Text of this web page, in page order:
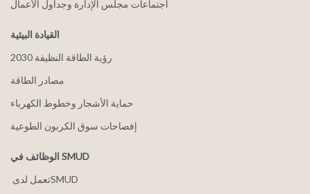
اجتماعات مجلس الإدارة وجداول الأعمال
القيادة البيئية
2030 رؤية الطاقة النظيفة
مصادر الطاقة
حماية الأشجار وخطوط الكهرباء
إفصاحات سوق الكربون الطوعية
الوظائف في SMUD